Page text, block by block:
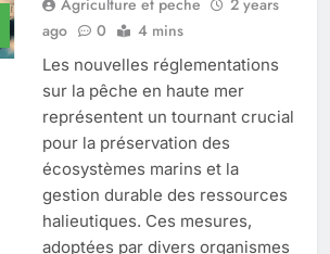
Agriculture et peche
2 years
ago
0 4 mins
Les nouvelles réglementations
sur la pêche en haute mer
représentent un tournant crucial
pour la préservation des
écosystèmes marins et la
gestion durable des ressources
halieutiques. Ces mesures,
adoptées par divers organismes